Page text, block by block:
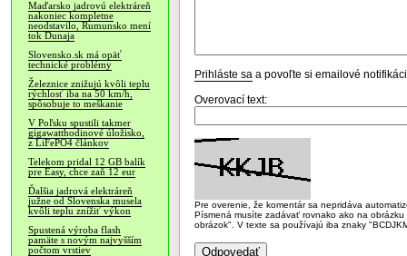
Maďarsko jadrovú elektráreň
nakoniec kompletne
neodstavilo, Rumunsko mení
tok Dunaja
Slovensko.sk má opäť
technické problémy
Železnice znižujú kvôli teplu
rýchlosť iba na 50 km/h,
spôsobuje to meškanie
V Poľsku spustili takmer
gigawatthodinové úložisko,
z LiFePO4 článkov
Telekom pridal 12 GB balík
pre Easy, chce zaň 12 eur
Ďalšia jadrová elektráreň
južne od Slovenska musela
kvôli teplu znížiť výkon
Spustená výroba flash
pamäte s novým najvyšším
počtom vrstiev
Prihláste sa a povoľte si emailové
Overovací text:
Pre overenie, že komentár sa nepridáva
Písmená musíte zadávať rovnako ako na
obrázok". V texte sa používajú iba znaky